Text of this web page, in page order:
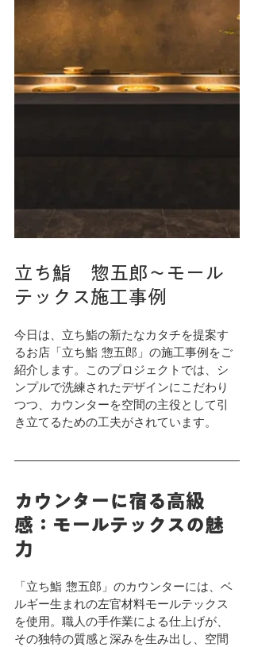
立ち鮨　惣五郎～モール
テックス施工事例
今日は、立ち鮨の新たなカタチを提案す
るお店「立ち鮨 惣五郎」の施工事例をご
紹介します。このプロジェクトでは、シ
ンプルで洗練されたデザインにこだわり
つつ、カウンターを空間の主役として引
き立てるための工夫がされています。
カウンターに宿る高級
感：モールテックスの魅
力
「立ち鮨 惣五郎」のカウンターには、ベ
ルギー生まれの左官材料モールテックス
を使用。職人の手作業による仕上げが、
その独特の質感と深みを生み出し、空間